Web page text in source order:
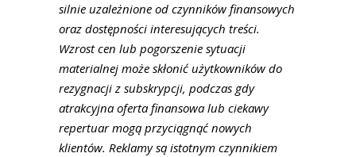
silnie uzależnione od czynników finansowych
oraz dostępności interesujących treści.
Wzrost cen lub pogorszenie sytuacji
materialnej może skłonić użytkowników do
rezygnacji z subskrypcji, podczas gdy
atrakcyjna oferta finansowa lub ciekawy
repertuar mogą przyciągnąć nowych
klientów. Reklamy są istotnym czynnikiem